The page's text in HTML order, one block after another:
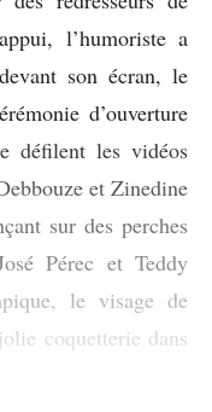
l’humoriste a
son écran, le
d’ouverture
défilent les vidéos
et Zinedine
sur des perches
Pérec et Teddy
le visage de
coquetterie dans